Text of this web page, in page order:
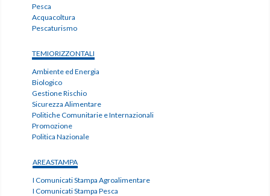
Pesca
Acquacoltura
Pescaturismo
TEMIORIZZONTALI
Ambiente ed Energia
Biologico
Gestione Rischio
Sicurezza Alimentare
Politiche Comunitarie e Internazionali
Promozione
Politica Nazionale
AREASTAMPA
I Comunicati Stampa Agroalimentare
I Comunicati Stampa Pesca